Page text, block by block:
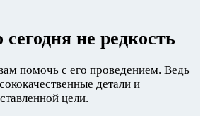
не редкость
помочь с его проведением. Ведь
детали и
цели.